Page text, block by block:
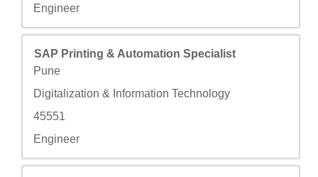
Champ personnalisé 4
Engineer
Titre
SAP Printing & Automation Specialist
Ville
Pune
Champ personnalisé 2
Digitalization & Information Technology
Champ personnalisé 3
45551
Champ personnalisé 4
Engineer
Sélectionnez avec la barre d’espacement pour afficher